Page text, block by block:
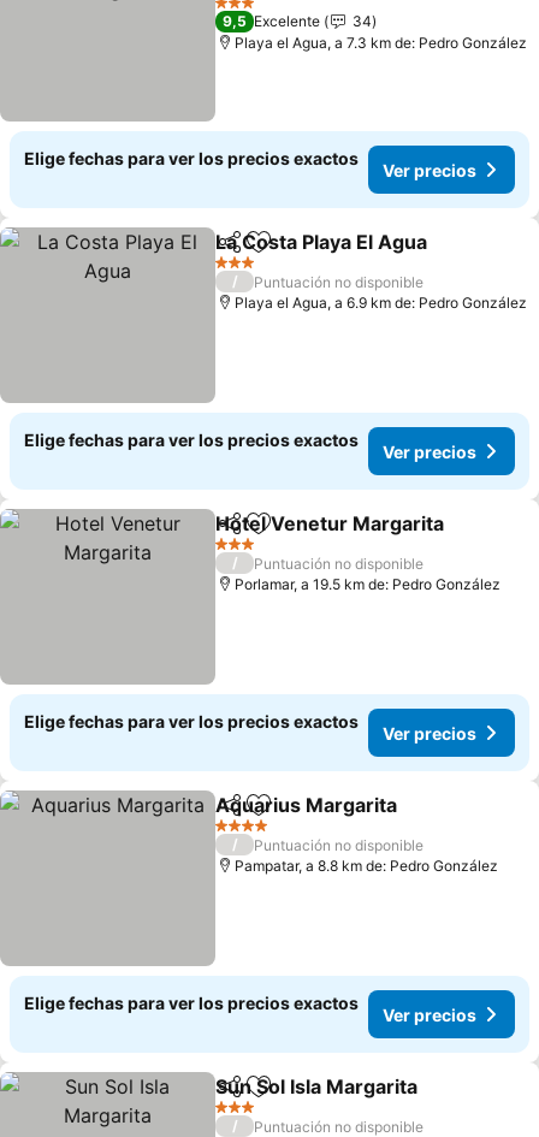
3 Estrellas
9,5 Excelente
34
Playa el Agua, a 7.3 km de: Pedro González
Elige fechas para ver los precios exactos
Ver precios
CompartirAgregar a favoritos
La Costa Playa El Agua
3 Estrellas
/
Puntuación no disponible
Playa el Agua, a 6.9 km de: Pedro González
Elige fechas para ver los precios exactos
Ver precios
CompartirAgregar a favoritos
Hotel Venetur Margarita
3 Estrellas
/
Puntuación no disponible
Porlamar, a 19.5 km de: Pedro González
Elige fechas para ver los precios exactos
Ver precios
CompartirAgregar a favoritos
Aquarius Margarita
4 Estrellas
/
Puntuación no disponible
Pampatar, a 8.8 km de: Pedro González
Elige fechas para ver los precios exactos
Ver precios
CompartirAgregar a favoritos
Sun Sol Isla Margarita
3 Estrellas
/
Puntuación no disponible